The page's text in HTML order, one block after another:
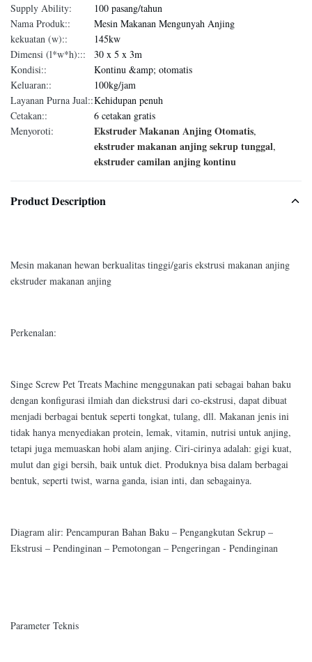
Supply Ability:
100 pasang/tahun
Nama Produk::
Mesin Makanan Mengunyah Anjing
kekuatan (w)::
145kw
Dimensi (l*w*h):::
30 x 5 x 3m
Kondisi::
Kontinu &amp; otomatis
Keluaran::
100kg/jam
Layanan Purna Jual::Kehidupan penuh
Cetakan::
6 cetakan gratis
Menyoroti:
Ekstruder Makanan Anjing Otomatis,
ekstruder makanan anjing sekrup tunggal,
ekstruder camilan anjing kontinu
Product Description
Mesin makanan hewan berkualitas tinggi/garis ekstrusi makanan anjing
ekstruder makanan anjing
Perkenalan:
Singe Screw Pet Treats Machine menggunakan pati sebagai bahan baku
dengan konfigurasi ilmiah dan diekstrusi dari co-ekstrusi, dapat dibuat
menjadi berbagai bentuk seperti tongkat, tulang, dll. Makanan jenis ini
tidak hanya menyediakan protein, lemak, vitamin, nutrisi untuk anjing,
tetapi juga memuaskan hobi alam anjing. Ciri-cirinya adalah: gigi kuat,
mulut dan gigi bersih, baik untuk diet. Produknya bisa dalam berbagai
bentuk, seperti twist, warna ganda, isian inti, dan sebagainya.
Diagram alir: Pencampuran Bahan Baku – Pengangkutan Sekrup –
Ekstrusi – Pendinginan – Pemotongan – Pengeringan - Pendinginan
Parameter Teknis